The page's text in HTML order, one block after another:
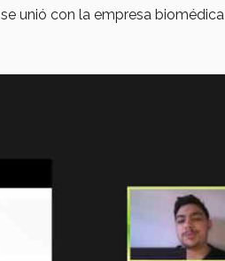
, se unió con la empresa